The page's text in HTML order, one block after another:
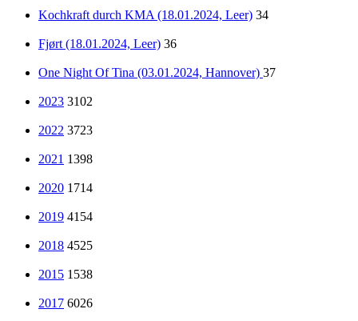
Kochkraft durch KMA (18.01.2024, Leer) 34
Fjørt (18.01.2024, Leer) 36
One Night Of Tina (03.01.2024, Hannover) 37
2023 3102
2022 3723
2021 1398
2020 1714
2019 4154
2018 4525
2015 1538
2017 6026